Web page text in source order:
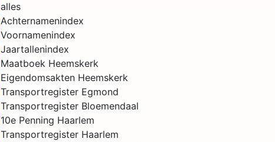
alles
Achternamenindex
Voornamenindex
Jaartallenindex
Maatboek Heemskerk
Eigendomsakten Heemskerk
Transportregister Egmond
Transportregister Bloemendaal
10e Penning Haarlem
Transportregister Haarlem